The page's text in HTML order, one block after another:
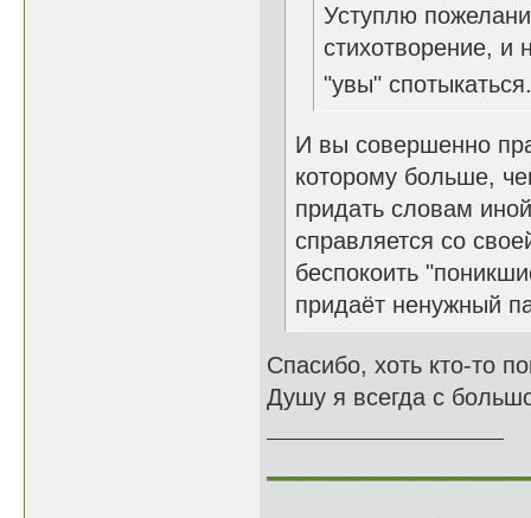
Уступлю
стихотворение, и
"увы"
И вы совершенно
которому больше,
придать словам
справляется со
беспокоить
придаёт ненужный
Спасибо, хоть кто-то
Душу я всегда с